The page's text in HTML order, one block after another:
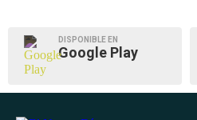
DISPONIBLE EN
Google Play